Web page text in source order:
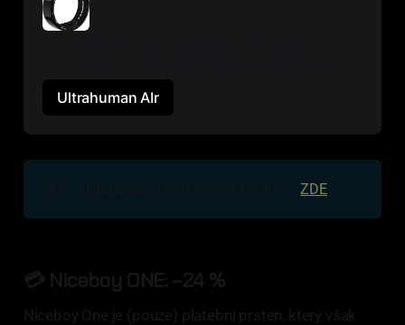
Ultrahuman AIr
Ultrahuman slevu navýšil na 30 % -ZDE
💳 Niceboy ONE: −24 %
Niceboy One je (pouze) platební prsten, který však